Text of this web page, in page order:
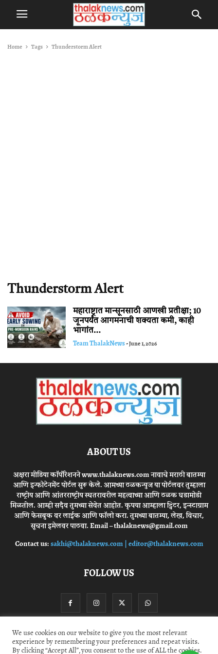
Home Tags Thunderstorm Alert
Thunderstorm Alert
महाराष्ट्रात मान्सूनसाठी आणखी प्रतीक्षा; 10
जूनपर्यंत आगमनाची शक्यता कमी, काही
भागांत...
Team ThalakNews-June 1, 2026
ABOUT US
अक्षरा मीडिया कॉर्पोरेशनने www.thalaknews.com नावाचे मराठी बातम्या
आणि इन्फोटेनमेंट पोर्टल सुरू केले. आमच्या ठळकन्युज या पोर्टलवर तुम्हाला
राष्ट्रीय आणि आंतरराष्ट्रीय स्घतरावरील महत्वाच्या आणि ठळक घडामोडी
मिळतील. आम्ही सदैव तुमच्या सेवेत आहोत. कृपया आम्हाला ट्विटर, इन्स्टाग्राम
आणि फेसबुक वर लाईक आणि फॉलो करा. तुमच्या बातम्या, लेख, विचार,
सूचना इमेलवर पाठवा. Email – thalaknews@gmail.com
Contact us:sakhi@thalaknews.com | editor@thalaknews.com
FOLLOW US
Privacy Policy Contact Us
We use cookies on our website to give you the most relevant
experience by remembering your preferences and repeat visits.
By clicking “Accept All”, you consent to the use of ALL the cookies.